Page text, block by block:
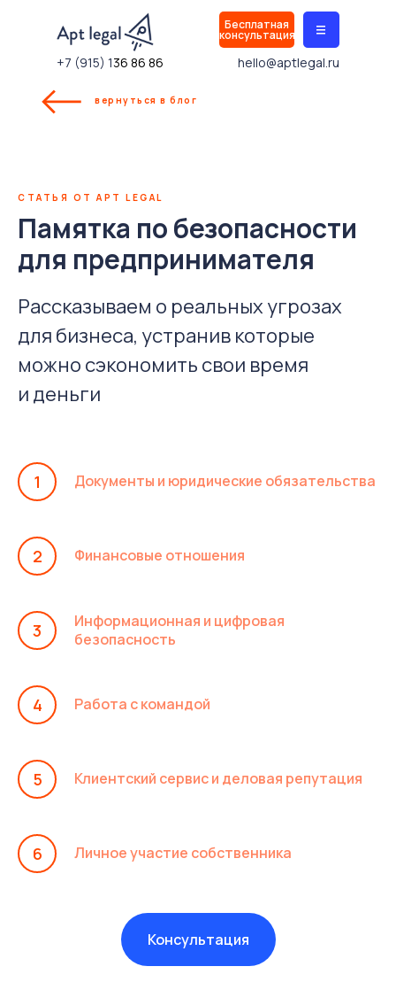
+7 (915) 136 86 86 hello@aptlegal.ru
Бесплатная
консультация |||
вернуться в блог
СТАТЬЯ ОТ APT LEGAL
Памятка по безопасности
для предпринимателя
Рассказываем о реальных угрозах
для бизнеса, устранив которые
можно сэкономить свои время
и деньги
Документы и юридические обязательства
Финансовые отношения
Информационная и цифровая
безопасность
Работа с командой
Клиентский сервис и деловая репутация
Личное участие собственника
Консультация